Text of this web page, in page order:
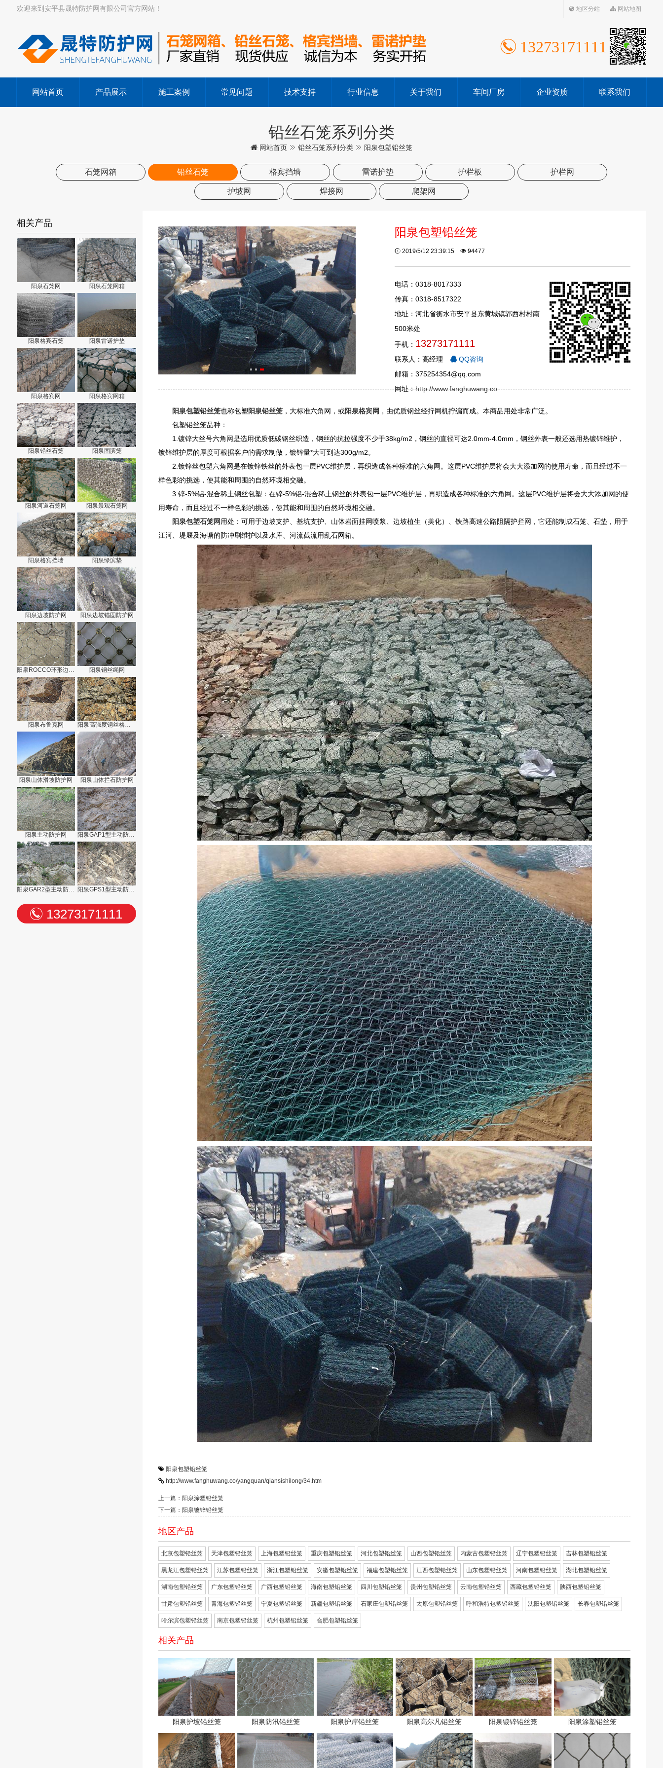
欢迎来到安平县晟特防护网有限公司官方网站！ 地区分站 网站地图
13273171111
网站首页 产品展示 施工案例 常见问题 技术支持 行业信息 关于我们 车间厂房 企业资质 联系我们
铅丝石笼系列分类
网站首页 铅丝石笼系列分类 阳泉包塑铅丝笼
石笼网箱 铅丝石笼 格宾挡墙 雷诺护垫 护栏板 护栏网
护坡网 焊接网 爬架网
相关产品
阳泉石笼网 阳泉石笼网箱
阳泉格宾石笼 阳泉雷诺护垫
阳泉格宾网 阳泉格宾网箱
阳泉铅丝石笼 阳泉固滨笼
阳泉河道石笼网 阳泉景观石笼网
阳泉格宾挡墙 阳泉绿滨垫
阳泉边坡防护网 阳泉边坡锚固防护网
阳泉ROCCO环形边坡防护网 阳泉钢丝绳网
阳泉布鲁克网 阳泉高强度钢丝格栅网
阳泉山体滑坡防护网 阳泉山体拦石防护网
阳泉主动防护网
阳泉GAR2型主动防护网 阳泉GPS1型主动防护网
13273171111
阳泉包塑铅丝笼
2019/5/12 23:39:15 94477
电话：0318-8017333
传真：0318-8517322
地址：河北省衡水市安平县东黄城镇郭西村村南
500米处
手机： 13273171111
联系人：高经理
QQ咨询
邮箱：375254354@qq.com
网址：http://www.fanghuwang.co
阳泉包塑铅丝笼也称包塑阳泉铅丝笼，大标准六角网，或阳泉格宾网 ，由优质钢丝经拧网机拧编而成。本商品用处非常广泛。
包塑铅丝笼品种：
1.镀锌大丝号六角网是选用优质低碳钢丝织造，钢丝的抗拉强度不少于38kg/m2，钢丝的直径可达2.0mm-4.0mm，钢丝外表一般还选用热镀锌维护，
镀锌维护层的厚度可根据客户的需求制做，镀锌量*大可到达300g/m2。
2.镀锌丝包塑六角网是在镀锌铁丝的外表包一层PVC维护层，再织造成各种标准的六角网。这层PVC维护层将会大大添加网的使用寿命，而且经过不一
样色彩的挑选，使其能和周围的自然环境相交融。
3.锌-5%铝-混合稀土钢丝包塑：在锌-5%铝-混合稀土钢丝的外表包一层PVC维护层，再织造成各种标准的六角网。这层PVC维护层将会大大添加网的使
用寿命，而且经过不一样色彩的挑选，使其能和周围的自然环境相交融。
阳泉包塑石笼网 用处：可用于边坡支护、基坑支护、山体岩面挂网喷浆、边坡植生（美化）、铁路高速公路阻隔护拦网，它还能制成石笼、石垫，用于
江河、堤堰及海塘的防冲刷维护以及水库、河流截流用乱石网箱。
阳泉包塑铅丝笼
http://www.fanghuwang.co/yangquan/qiansishilong/34.htm
上一篇：阳泉涂塑铅丝笼
下一篇：阳泉镀锌铅丝笼
地区产品
北京包塑铅丝笼 天津包塑铅丝笼 上海包塑铅丝笼 重庆包塑铅丝笼 河北包塑铅丝笼 山西包塑铅丝笼 内蒙古包塑铅丝笼 辽宁包塑铅丝笼 吉林包塑铅丝笼
黑龙江包塑铅丝笼 江苏包塑铅丝笼 浙江包塑铅丝笼 安徽包塑铅丝笼 福建包塑铅丝笼 江西包塑铅丝笼 山东包塑铅丝笼 河南包塑铅丝笼 湖北包塑铅丝笼
湖南包塑铅丝笼 广东包塑铅丝笼 广西包塑铅丝笼 海南包塑铅丝笼 四川包塑铅丝笼 贵州包塑铅丝笼 云南包塑铅丝笼 西藏包塑铅丝笼 陕西包塑铅丝笼
甘肃包塑铅丝笼 青海包塑铅丝笼 宁夏包塑铅丝笼 新疆包塑铅丝笼 石家庄包塑铅丝笼 太原包塑铅丝笼 呼和浩特包塑铅丝笼 沈阳包塑铅丝笼 长春包塑铅丝笼
哈尔滨包塑铅丝笼 南京包塑铅丝笼 杭州包塑铅丝笼 合肥包塑铅丝笼
相关产品
阳泉护坡铅丝笼 阳泉防汛铅丝笼 阳泉护岸铅丝笼 阳泉高尔凡铅丝笼 阳泉镀锌铅丝笼 阳泉涂塑铅丝笼